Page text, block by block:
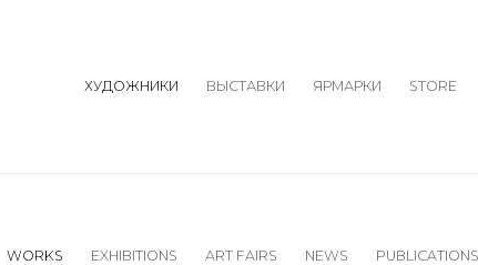
ХУДОЖНИКИ ВЫСТАВКИ ЯРМАРКИ STORE
WORKS EXHIBITIONS ART FAIRS NEWS PUBLICATIONS